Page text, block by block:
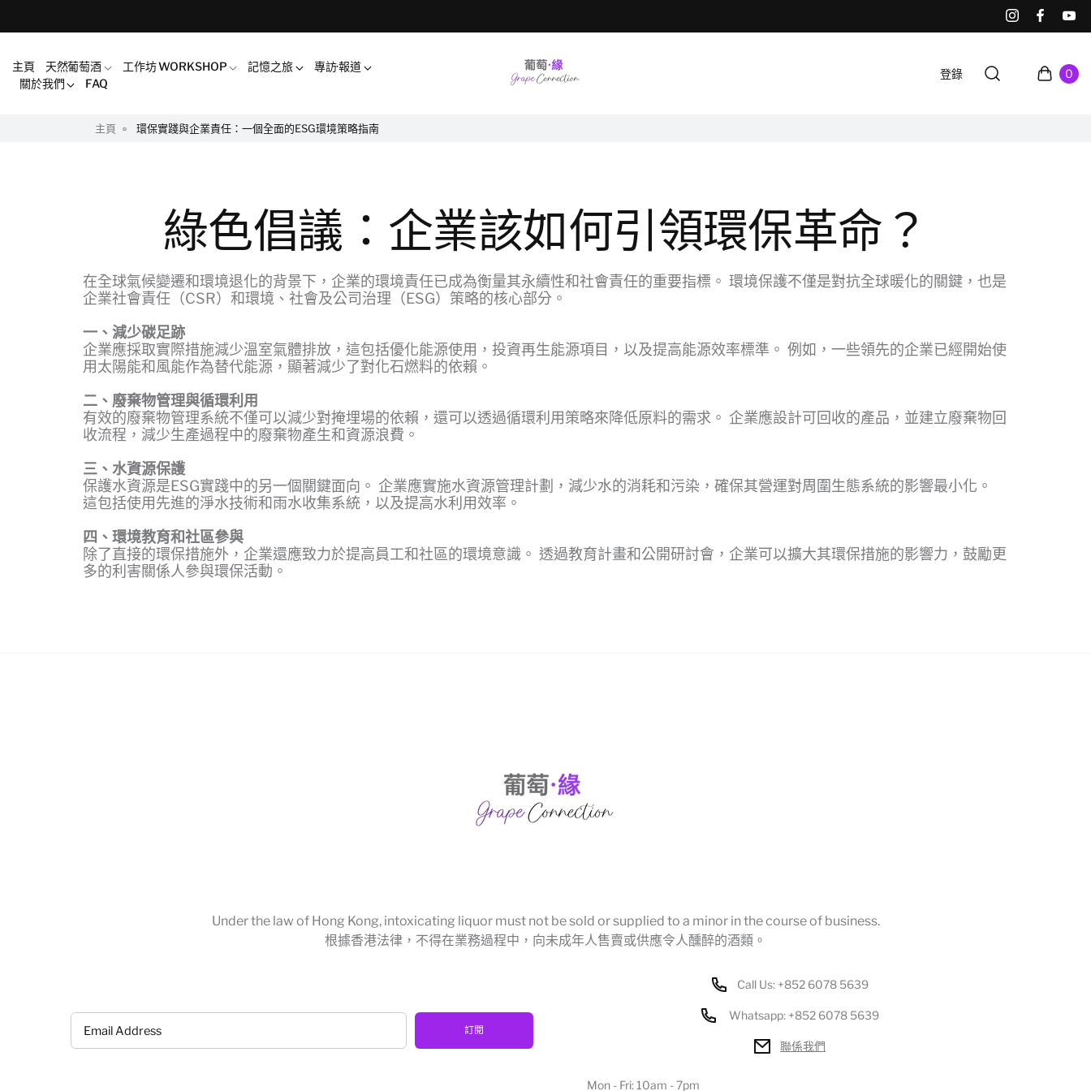
主頁 天然葡萄酒 工作坊 WORKSHOP 記憶之旅
專訪·報道
關於我們
FAQ
登錄 0
主頁 環保實踐與企業責任：一個全面的ESG環境策略指南
綠色倡議：企業該如何引領環保革命？
在全球氣候變遷和環境退化的背景下，企業的環境責任已成為衡量其永續性和社會責任的重要指標。 環境保護不僅是對抗全球暖化的關鍵，也是
企業社會責任（CSR）和環境、社會及公司治理（ESG）策略的核心部分。
一、減少碳足跡
企業應採取實際措施減少溫室氣體排放，這包括優化能源使用，投資再生能源項目，以及提高能源效率標準。 例如，一些領先的企業已經開始使
用太陽能和風能作為替代能源，顯著減少了對化石燃料的依賴。
二、廢棄物管理與循環利用
有效的廢棄物管理系統不僅可以減少對掩埋場的依賴，還可以透過循環利用策略來降低原料的需求。 企業應設計可回收的產品，並建立廢棄物回
收流程，減少生產過程中的廢棄物產生和資源浪費。
三、水資源保護
保護水資源是ESG實踐中的另一個關鍵面向。 企業應實施水資源管理計劃，減少水的消耗和污染，確保其營運對周圍生態系統的影響最小化。
這包括使用先進的淨水技術和雨水收集系統，以及提高水利用效率。
四、環境教育和社區參與
除了直接的環保措施外，企業還應致力於提高員工和社區的環境意識。 透過教育計畫和公開研討會，企業可以擴大其環保措施的影響力，鼓勵更
多的利害關係人參與環保活動。
Under the law of Hong Kong, intoxicating liquor must not be sold or supplied to a minor in the course of business.
根據香港法律，不得在業務過程中，向未成年人售賣或供應令人醺醉的酒類。
訂閱
Call Us: +852 6078 5639
Whatsapp: +852 6078 5639
聯係我們
Mon - Fri: 10am - 7pm